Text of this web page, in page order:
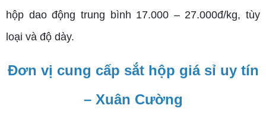
hộp dao động trung bình 17.000 – 27.000đ/kg, tùy
loại và độ dày.
Đơn vị cung cấp sắt hộp giá sỉ uy tín
– Xuân Cường